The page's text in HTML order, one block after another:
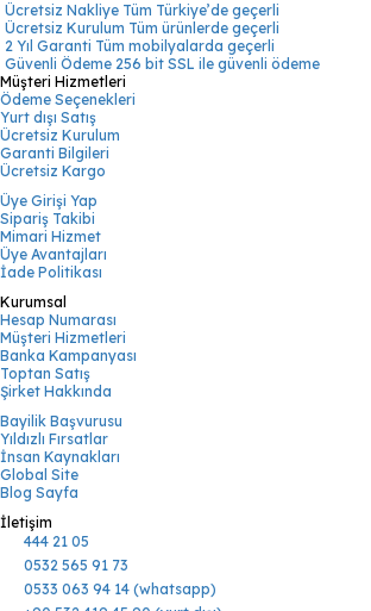
Ücretsiz Nakliye Tüm Türkiye’de geçerli
Ücretsiz Kurulum Tüm ürünlerde geçerli
2 Yıl Garanti Tüm mobilyalarda geçerli
Güvenli Ödeme 256 bit SSL ile güvenli ödeme
Müşteri Hizmetleri
Ödeme Seçenekleri
Yurt dışı Satış
Ücretsiz Kurulum
Garanti Bilgileri
Ücretsiz Kargo
Üye Girişi Yap
Sipariş Takibi
Mimari Hizmet
Üye Avantajları
İade Politikası
Kurumsal
Hesap Numarası
Müşteri Hizmetleri
Banka Kampanyası
Toptan Satış
Şirket Hakkında
Bayilik Başvurusu
Yıldızlı Fırsatlar
İnsan Kaynakları
Global Site
Blog Sayfa
İletişim
444 21 05
0532 565 91 73
0533 063 94 14 (whatsapp)